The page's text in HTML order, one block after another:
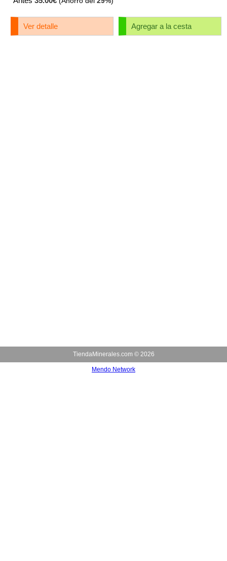
Agregar a la cesta
Ver detalle
TiendaMinerales.com © 2026
Mendo Network